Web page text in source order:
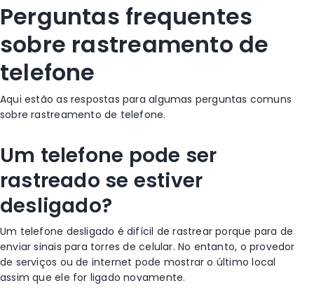
Perguntas frequentes
sobre rastreamento de
telefone
Aqui estão as respostas para algumas perguntas comuns
sobre rastreamento de telefone.
Um telefone pode ser
rastreado se estiver
desligado?
Um telefone desligado é difícil de rastrear porque para de
enviar sinais para torres de celular. No entanto, o provedor
de serviços ou de internet pode mostrar o último local
assim que ele for ligado novamente.